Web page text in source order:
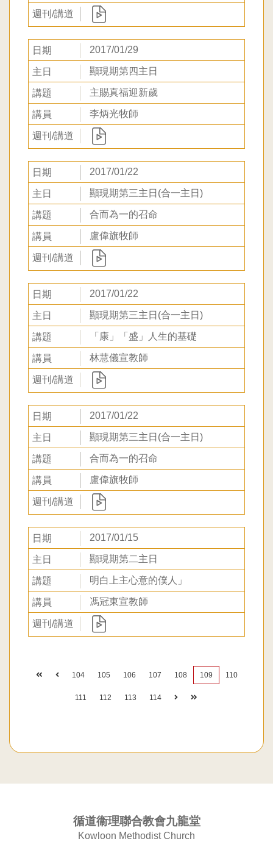
2017/01/29
顯現期第四主日
主賜真福迎新歲
李炳光牧師
2017/01/22
顯現期第三主日(合一主日)
合而為一的召命
盧偉旗牧師
2017/01/22
顯現期第三主日(合一主日)
「康」「盛」人生的基礎
林慧儀宣教師
2017/01/22
顯現期第三主日(合一主日)
合而為一的召命
盧偉旗牧師
2017/01/15
顯現期第二主日
明白上主心意的僕人」
馮冠東宣教師
104 105 106 107 108 109 110
111 112 113 114
循道衞理聯合教會九龍堂
Kowloon Methodist Church